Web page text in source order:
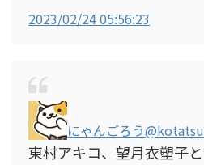
2023/02/24 05:56:23
にゃんごろう
東村アキコ、望月衣塑子